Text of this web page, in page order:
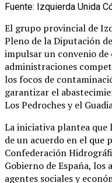
Fuente: Izquierda Unida
El grupo provincial de
Pleno de la Diputación
impulsar un convenio
administraciones
los focos de
garantizar el
Los Pedroches y el
La iniciativa plantea
de un acuerdo en el que
Confederación
Gobierno de España,
agentes sociales y